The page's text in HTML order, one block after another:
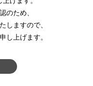
のため、
しますので、
し上げます。